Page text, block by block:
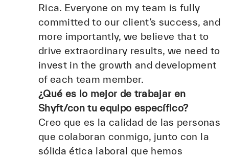
Rica. Everyone on my team is fully
committed to our client’s success, and
more importantly, we believe that to
drive extraordinary results, we need to
invest in the growth and development
of each team member.
¿Qué es lo mejor de trabajar en
Shyft/con tu equipo específico?
Creo que es la calidad de las personas
que colaboran conmigo, junto con la
sólida ética laboral que hemos